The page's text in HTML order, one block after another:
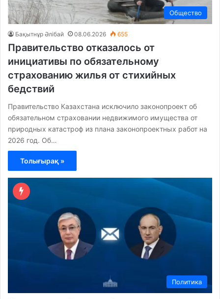
Общество
Бақытнұр Әлібай 08.06.2026 655
Правительство отказалось от
инициативы по обязательному
страхованию жилья от стихийных
бедствий
Правительство Казахстана исключило законопроект об
обязательном страховании недвижимого имущества от
природных катастроф из плана законопроектных работ на
2026 год. Об…
Толығырақ »
Политика